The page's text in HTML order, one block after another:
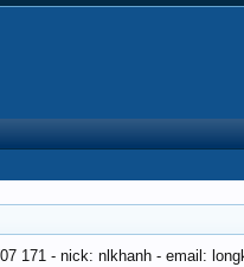
171 - nick: nlkhanh - email: